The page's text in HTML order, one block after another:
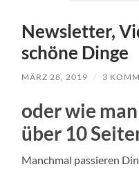
Newsletter,
schöne Dinge
MÄRZ 28, 2019 / 3
oder wie
über 10
Manchmal passieren